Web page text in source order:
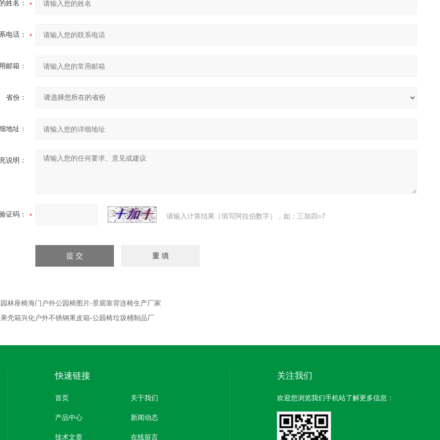
姓名：
电话：
邮箱：
省份：
地址：
说明：
证码： 请输入计算结果（填写阿拉伯数字），如：三加四=7
园林座椅海门户外公园椅图片-景观靠背连椅生产厂家
果壳箱兴化户外不锈钢果皮箱-公园椅垃圾桶制品厂
快速链接
首页 关于我们
产品中心 新闻动态
技术文章 在线留言
关注我们
欢迎您浏览我们手机站了解更多信息：